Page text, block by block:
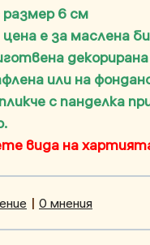
6 см
е за маслена
или на
с панделка
вида на
| 0 мнения